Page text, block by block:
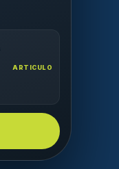
ARTICULO